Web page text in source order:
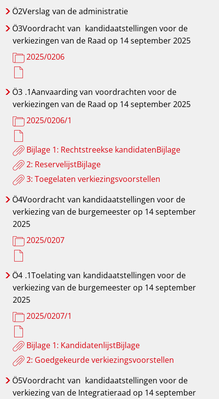
Ö2Verslag van de administratie
Ö3Voordracht van kandidaatstellingen voor de
verkiezingen van de Raad op 14 september 2025
2025/0206
Ö3 .1Aanvaarding van voordrachten voor de
verkiezingen van de Raad op 14 september 2025
2025/0206/1
Bijlage 1: Rechtstreekse kandidatenBijlage
2: ReservelijstBijlage
3: Toegelaten verkiezingsvoorstellen
Ö4Voordracht van kandidaatstellingen voor de
verkiezing van de burgemeester op 14 september
2025
2025/0207
Ö4 .1Toelating van kandidaatstellingen voor de
verkiezing van de burgemeester op 14 september
2025
2025/0207/1
Bijlage 1: KandidatenlijstBijlage
2: Goedgekeurde verkiezingsvoorstellen
Ö5Voordracht van kandidaatstellingen voor de
verkiezing van de Integratieraad op 14 september